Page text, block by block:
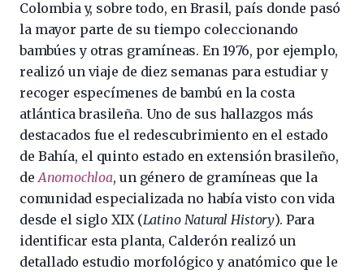
Colombia y, sobre todo, en Brasil, país donde pasó
la mayor parte de su tiempo coleccionando
bambúes y otras gramíneas. En 1976, por ejemplo,
realizó un viaje de diez semanas para estudiar y
recoger especímenes de bambú en la costa
atlántica brasileña. Uno de sus hallazgos más
destacados fue el redescubrimiento en el estado
de Bahía, el quinto estado en extensión brasileño,
deAnomochloa, un género de gramíneas que la
comunidad especializada no había visto con vida
desde el siglo XIX (Latino Natural History). Para
identificar esta planta, Calderón realizó un
detallado estudio morfológico y anatómico que le